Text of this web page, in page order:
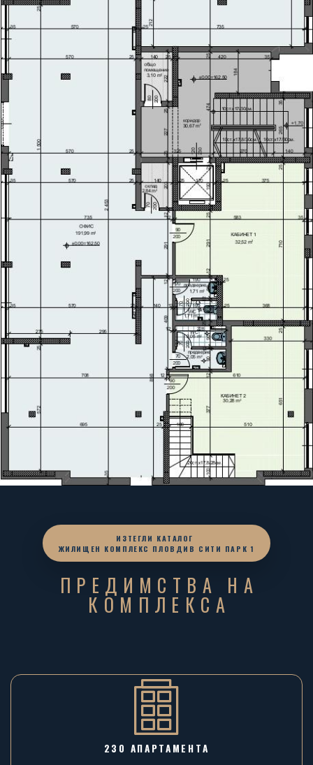
ИЗТЕГЛИ КАТАЛОГ
ЖИЛИЩЕН КОМПЛЕКС ПЛОВДИВ СИТИ ПАРК 1
ПРЕДИМСТВА НА
КОМПЛЕКСА
230 АПАРТАМЕНТА